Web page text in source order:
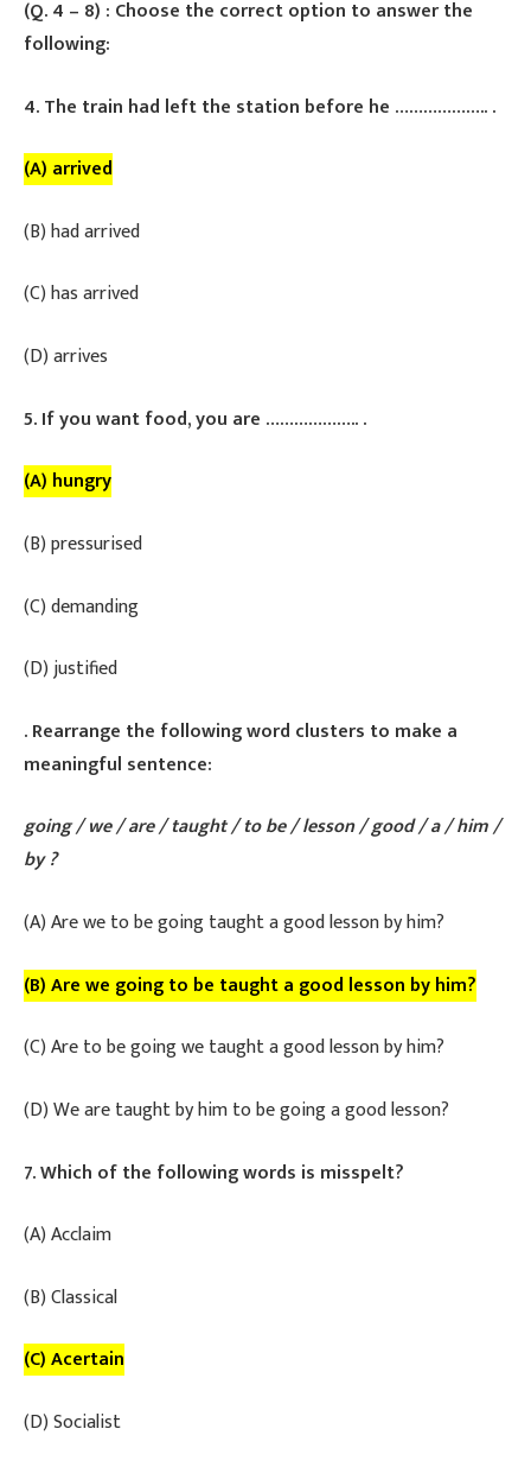
​(Q. 4 – 8) : Choose the correct option to answer the
following:
4. The train had left the station before he ……………….. .
(A) arrived
(B) had arrived
(C) has arrived
(D) arrives
5. If you want food, you are ……………….. .
(A) hungry
(B) pressurised
(C) demanding
(D) justified
. Rearrange the following word clusters to make a
meaningful sentence:
going / we / are / taught / to be / lesson / good / a / him /
by ?
​(A) Are we to be going taught a good lesson by him?
(B) Are we going to be taught a good lesson by him?
(C) Are to be going we taught a good lesson by him?
(D) We are taught by him to be going a good lesson?
7. Which of the following words is misspelt?
(A) Acclaim
(B) Classical
(C) Acertain
(D) Socialist